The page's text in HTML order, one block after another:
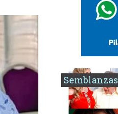
Semblanzas